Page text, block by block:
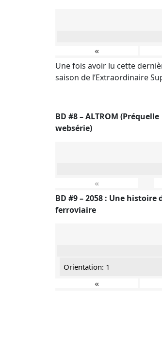
«
Une fois avoir lu cette
saison de l’Extraordinaire
BD #8 – ALTROM
websérie)
«
BD #9 – 2058 : Une
ferroviaire
Orientation: 1
«